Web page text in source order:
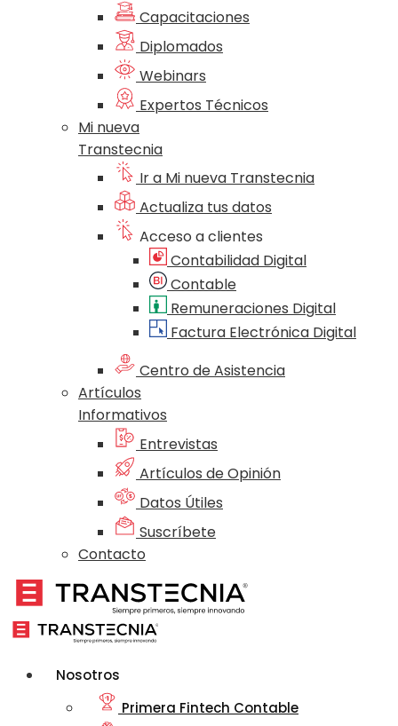
Capacitaciones
Diplomados
Webinars
Expertos Técnicos
Mi nueva
Transtecnia
Ir a Mi nueva Transtecnia
Actualiza tus datos
Acceso a clientes
Contabilidad Digital
Contable
Remuneraciones Digital
Factura Electrónica Digital
Centro de Asistencia
Artículos
Informativos
Entrevistas
Artículos de Opinión
Datos Útiles
Suscríbete
Contacto
Nosotros
Primera Fintech Contable